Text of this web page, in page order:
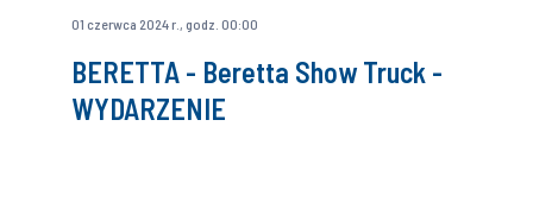
01 czerwca 2024 r., godz. 00:00
BERETTA - Beretta Show Truck -
WYDARZENIE